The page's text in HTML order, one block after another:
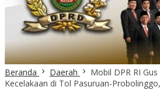
Beranda Daerah
Mobil DPR RI
Kecelakaan di Tol Pasuruan-